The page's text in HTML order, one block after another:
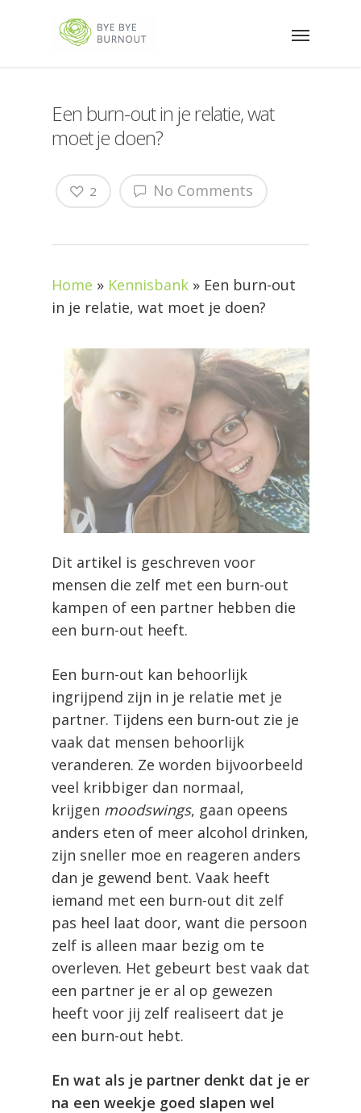
Een burn-out in je relatie, wat
moet je doen?
No Comments
2
Home » Kennisbank » Een burn-out
in je relatie, wat moet je doen?
Dit artikel is geschreven voor
mensen die zelf met een burn-out
kampen of een partner hebben die
een burn-out heeft.
Een burn-out kan behoorlijk
ingrijpend zijn in je relatie met je
partner. Tijdens een burn-out zie je
vaak dat mensen behoorlijk
veranderen. Ze worden bijvoorbeeld
veel kribbiger dan normaal,
krijgen moodswings, gaan opeens
anders eten of meer alcohol drinken,
zijn sneller moe en reageren anders
dan je gewend bent. Vaak heeft
iemand met een burn-out dit zelf
pas heel laat door, want die persoon
zelf is alleen maar bezig om te
overleven. Het gebeurt best vaak dat
een partner je er al op gewezen
heeft voor jij zelf realiseert dat je
een burn-out hebt.
En wat als je partner denkt dat je er
na een weekje goed slapen wel